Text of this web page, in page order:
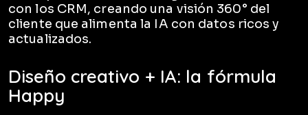
con los CRM, creando una visión 360° del
cliente que alimenta la IA con datos ricos y
actualizados.
Diseño creativo + IA: la fórmula
Happy